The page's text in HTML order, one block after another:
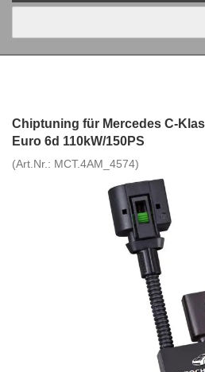
Chiptuning für Mercedes C-
Euro 6d 110kW/150PS
(Art.Nr.: MCT.4AM_4574)